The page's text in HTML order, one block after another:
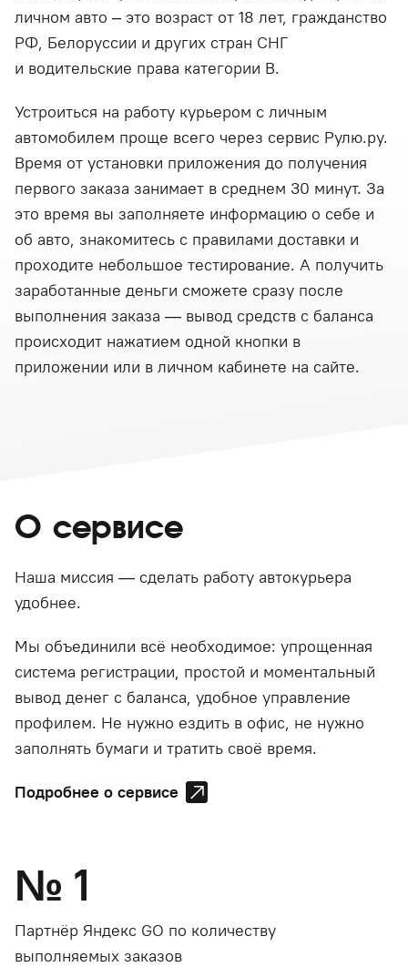
личном авто – это возраст от 18 лет, гражданство
РФ, Белоруссии и других стран СНГ
и водительские права категории В.
Устроиться на работу курьером с личным
автомобилем проще всего через сервис Рулю.ру.
Время от установки приложения до получения
первого заказа занимает в среднем 30 минут. За
это время вы заполняете информацию о себе и
об авто, знакомитесь с правилами доставки и
проходите небольшое тестирование. А получить
заработанные деньги сможете сразу после
выполнения заказа — вывод средств с баланса
происходит нажатием одной кнопки в
приложении или в личном кабинете на сайте.
О сервисе
Наша миссия — сделать работу автокурьера
удобнее.
Мы объединили всё необходимое: упрощенная
система регистрации, простой и моментальный
вывод денег с баланса, удобное управление
профилем. Не нужно ездить в офис, не нужно
заполнять бумаги и тратить своё время.
Подробнее о сервисе
№ 1
Партнёр Яндекс GO по количеству
выполняемых заказов